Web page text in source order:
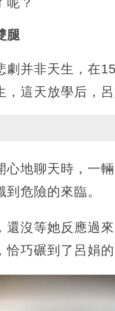
腿
劇并非天生，在
，這天放學后，
心地聊天時，一
危險的來臨。
還沒等她反應過
巧碾到了呂娟的